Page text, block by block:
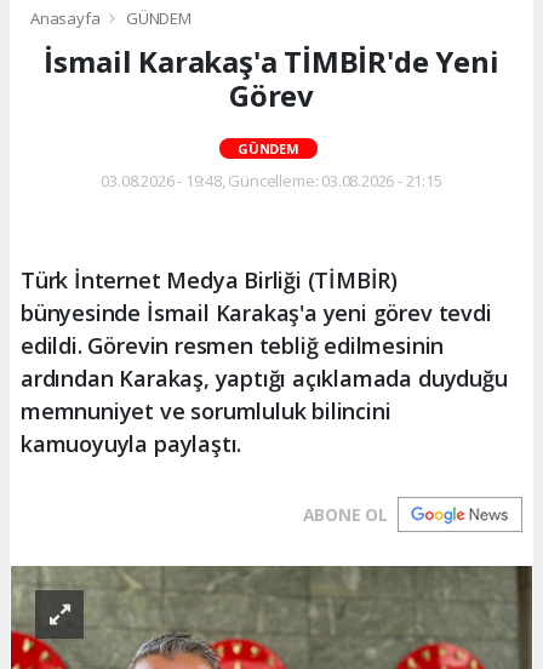
Anasayfa GÜNDEM
İsmail Karakaş'a TİMBİR'de Yeni
Görev
GÜNDEM
03.08.2026 - 19:48, Güncelleme: 03.08.2026 - 21:15
Türk İnternet Medya Birliği (TİMBİR)
bünyesinde İsmail Karakaş'a yeni görev tevdi
edildi. Görevin resmen tebliğ edilmesinin
ardından Karakaş, yaptığı açıklamada duyduğu
memnuniyet ve sorumluluk bilincini
kamuoyuyla paylaştı.
ABONE OL